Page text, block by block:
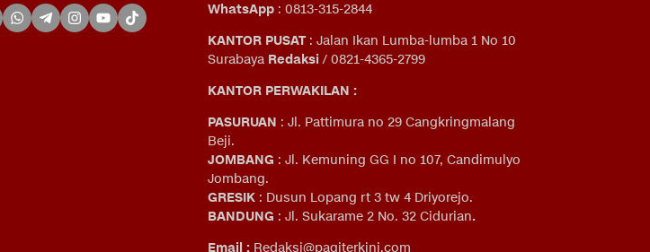
WhatsApp : 0813-315-2844
KANTOR PUSAT: Jalan Ikan Lumba-lumba 1 No 10
Surabaya Redaksi / 0821-4365-2799
KANTOR PERWAKILAN :
PASURUAN : Jl. Pattimura no 29 Cangkringmalang
Beji.
JOMBANG : Jl. Kemuning GG I no 107, Candimulyo
Jombang.
GRESIK : Dusun Lopang rt 3 tw 4 Driyorejo.
BANDUNG : Jl. Sukarame 2 No. 32 Cidurian.
Email : Redaksi@pagiterkini.com